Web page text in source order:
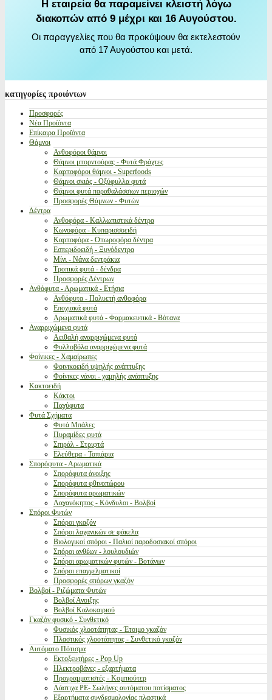
Η εταιρεία θα παραμείνει κλειστή λόγω
διακοπών από 9 μέχρι και 16 Αυγούστου.
Οι παραγγελίες που θα προκύψουν θα εκτελεστούν
από 17 Αυγούστου και μετά.
κατηγορίες προιόντων
Προσφορές
Νέα Προϊόντα
Επίκαιρα Προϊόντα
Θάμνοι
Ανθοφόροι θάμνοι
Θάμνοι μπορντούρας - Φυτά Φράχτες
Καρποφόροι θάμνοι - Superfoods
Θάμνοι σκιάς - Οξύφυλλα φυτά
Θάμνοι φυτά παραθαλάσσιων περιοχών
Προσφορές Θάμνων - Φυτών
Δέντρα
Ανθοφόρα - Καλλωπιστικά δέντρα
Κωνοφόρα - Κυπαρισσοειδή
Καρποφόρα - Οπωροφόρα δέντρα
Εσπεριδοειδή - Ξυνόδεντρα
Μίνι - Νάνα δεντράκια
Τροπικά φυτά - δένδρα
Προσφορές Δέντρων
Ανθόφυτα - Αρωματικά - Ετήσια
Ανθόφυτα - Πολυετή ανθοφόρα
Εποχιακά φυτά
Αρωματικά φυτά - Φαρμακευτικά - Βότανα
Αναρριχώμενα φυτά
Αειθαλή αναρριχώμενα φυτά
Φυλλοβόλα αναρριχώμενα φυτά
Φοίνικες - Χαμαίρωπες
Φοινικοειδή υψηλής ανάπτυξης
Φοίνικες νάνοι - χαμηλής ανάπτυξης
Κακτοειδή
Κάκτοι
Παχύφυτα
Φυτά Σχήματα
Φυτά Μπάλες
Πυραμίδες φυτά
Σπιράλ - Στριφτά
Ελεύθερα - Τοπιάρια
Σπορόφυτα - Αρωματικά
Σπορόφυτα άνοιξης
Σπορόφυτα φθινοπώρου
Σπορόφυτα αρωματικών
Λαχανόκηπος - Κόνδυλοι - Βολβοί
Σπόροι Φυτών
Σπόροι γκαζόν
Σπόροι λαχανικών σε φάκελα
Βιολογικοί σπόροι - Παλιοί παραδοσιακοί σπόροι
Σπόροι ανθέων - λουλουδιών
Σπόροι αρωματικών φυτών - Βοτάνων
Σπόροι επαγγελματικοί
Προσφορές σπόρων γκαζόν
Βολβοί - Ριζώματα Φυτών
Βολβοί Ανοιξης
Βολβοί Καλοκαιριού
Γκαζόν φυσικό - Συνθετικό
Φυσικός χλοοτάπητας - Έτοιμο γκαζόν
Πλαστικός χλοοτάπητας - Συνθετικό γκαζόν
Αυτόματο Πότισμα
Εκτοξευτήρες - Pop Up
Ηλεκτροβάνες - εξαρτήματα
Προγραμματιστές - Κομπιούτερ
Λάστιχα PE- Σωλήνες αυτόματου ποτίσματος
Εξαρτήματα συνδεσμολογίας πλαστικά